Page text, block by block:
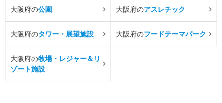
大阪府の公園 大阪府のアスレチック
大阪府のタワー・展望施設 大阪府のフードテーマパーク
大阪府の牧場・レジャー＆リ
ゾート施設